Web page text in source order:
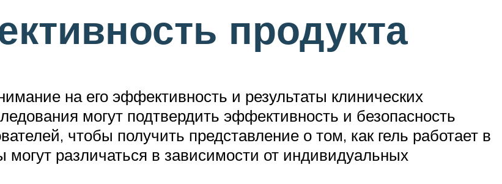
продукта
на его эффективность и результаты клинических
могут подтвердить эффективность и безопасность
чтобы получить представление о том, как гель работает в
могут различаться в зависимости от индивидуальных